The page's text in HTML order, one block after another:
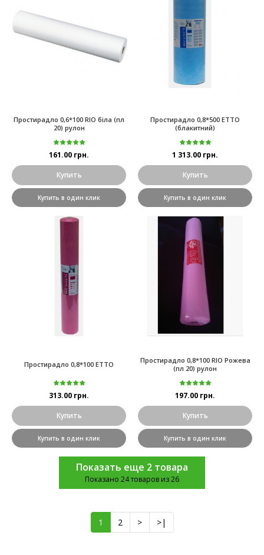
Простирадло 0,6*100 RIO біла (пл
20) рулон
161.00 грн.
Купить
Купить в один клик
Простирадло 0,8*500 ETTO
(блакитний)
1 313.00 грн.
Купить
Купить в один клик
Простирадло 0,8*100 ETTO
313.00 грн.
Купить
Купить в один клик
Простирадло 0,8*100 RIO Рожева
(пл 20) рулон
197.00 грн.
Купить
Купить в один клик
Показать еще 2 товара
Показано 24 товаров из 26
1 2 > >|